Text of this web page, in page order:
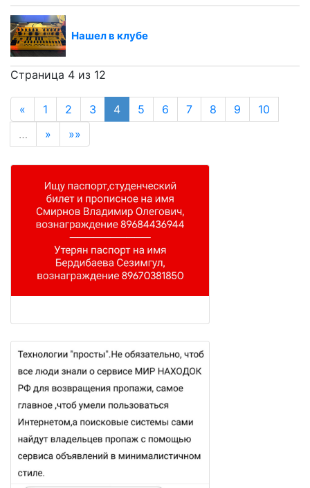
Нашел в клубе
Страница 4 из 12
« 1 2 3 4 5 6 7 8 9
10
…
» »»